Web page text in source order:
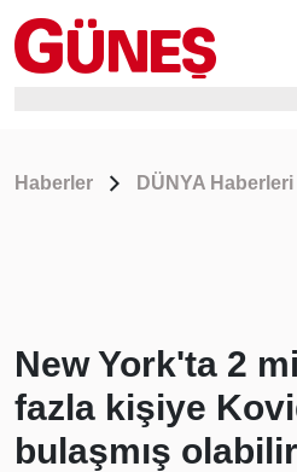
Haberler DÜNYA Haberleri
New York'ta 2
fazla kişiye
bulaşmış olabilir